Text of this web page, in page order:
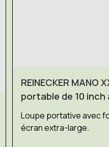
REINECKER MANO
portable de 10
Loupe portative avec
écran extra-large.